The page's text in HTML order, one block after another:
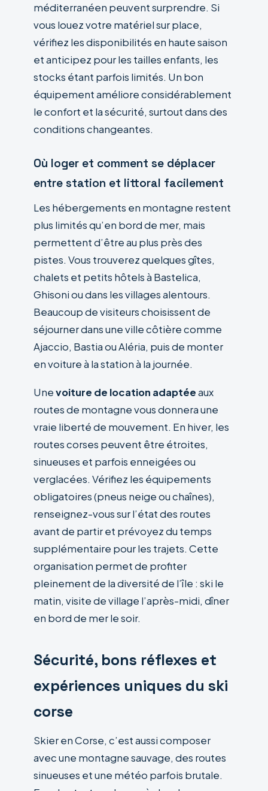
méditerranéen peuvent surprendre. Si
vous louez votre matériel sur place,
vérifiez les disponibilités en haute saison
et anticipez pour les tailles enfants, les
stocks étant parfois limités. Un bon
équipement améliore considérablement
le confort et la sécurité, surtout dans des
conditions changeantes.
Où loger et comment se déplacer
entre station et littoral facilement
Les hébergements en montagne restent
plus limités qu’en bord de mer, mais
permettent d’être au plus près des
pistes. Vous trouverez quelques gîtes,
chalets et petits hôtels à Bastelica,
Ghisoni ou dans les villages alentours.
Beaucoup de visiteurs choisissent de
séjourner dans une ville côtière comme
Ajaccio, Bastia ou Aléria, puis de monter
en voiture à la station à la journée.
Unevoiture de location adaptéeaux
routes de montagne vous donnera une
vraie liberté de mouvement. En hiver, les
routes corses peuvent être étroites,
sinueuses et parfois enneigées ou
verglacées. Vérifiez les équipements
obligatoires (pneus neige ou chaînes),
renseignez-vous sur l’état des routes
avant de partir et prévoyez du temps
supplémentaire pour les trajets. Cette
organisation permet de profiter
pleinement de la diversité de l’île : ski le
matin, visite de village l’après-midi, dîner
en bord de mer le soir.
Sécurité, bons réflexes et
expériences uniques du ski
corse
Skier en Corse, c’est aussi composer
avec une montagne sauvage, des routes
sinueuses et une météo parfois brutale.